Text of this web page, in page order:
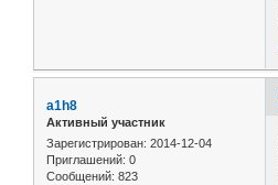
a1h8
Активный участник
Зарегистрирован: 2014-12-04
Приглашений: 0
Сообщений: 823